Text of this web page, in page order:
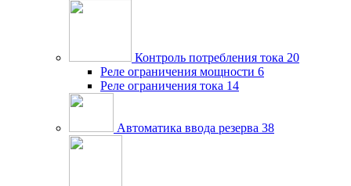
Контроль потребления тока 20
Реле ограничения мощности 6
Реле ограничения тока 14
Автоматика ввода резерва 38